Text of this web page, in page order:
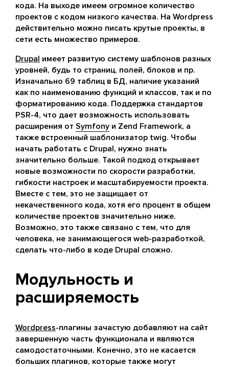
кода. На выходе имеем огромное количество
проектов с кодом низкого качества. На Wordpress
действительно можно писать крутые проекты, в
сети есть множество примеров.
Drupal имеет развитую систему шаблонов разных
уровней, будь то страниц, полей, блоков и пр.
Изначально 69 таблиц в БД, наличие указаний
как по наименованию функций и классов, так и по
форматированию кода. Поддержка стандартов
PSR-4, что дает возможность использовать
расширения от Symfony и Zend Framework, а
также встроенный шаблонизатор twig. Чтобы
начать работать с Drupal, нужно знать
значительно больше. Такой подход открывает
новые возможности по скорости разработки,
гибкости настроек и масштабируемости проекта.
Вместе с тем, это не защищает от
некачественного кода, хотя его процент в общем
количестве проектов значительно ниже.
Возможно, это также связано с тем, что для
человека, не занимающегося web-разработкой,
сделать что-либо в коде Drupal сложно.
Модульность и
расширяемость
Wordpress-плагины зачастую добавляют на сайт
завершенную часть функционала и являются
самодостаточными. Конечно, это не касается
больших плагинов, которые также могут